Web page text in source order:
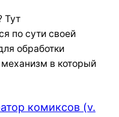
Тут
по сути своей
обработки
механизм в который
комиксов (v.